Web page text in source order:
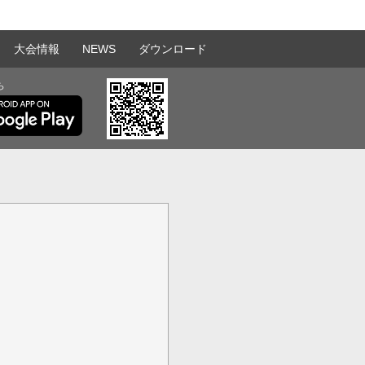
大会情報 NEWS ダウンロード